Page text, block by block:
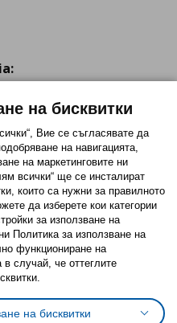
бисквитки (Cookies)
на бисквитки
политика за личните данни
на бисквитки
Вие се съгласявате да
на навигацията,
на маркетинговите ни
всички“ ще се инсталират
които са нужни за правилното
да изберете кои категории
за използване на
Политика за използване на
функциониране на
в случай, че оттеглите
на бисквитки